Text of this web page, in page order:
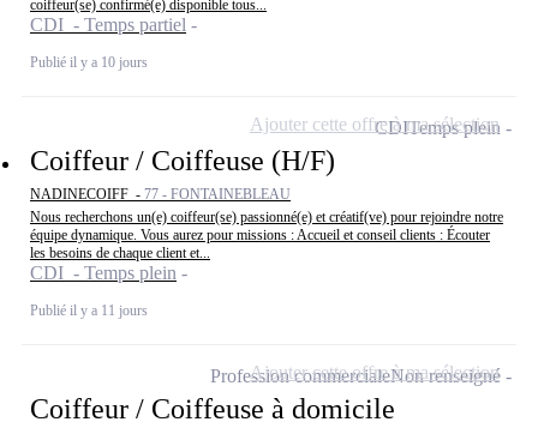
coiffeur(se) confirmé(e) disponible tous...
CDI - Temps partiel
Publié il y a 10 jours
Coiffeur / Coiffeuse (H/F)
NADINECOIFF - 77 - FONTAINEBLEAU
Nous recherchons un(e) coiffeur(se) passionné(e) et créatif(ve) pour rejoindre notre
équipe dynamique. Vous aurez pour missions : Accueil et conseil clients : Écouter
les besoins de chaque client et...
CDI - Temps plein
Publié il y a 11 jours
CDITemps plein
Ajouter cette offre à ma sélection
Coiffeur / Coiffeuse à domicile
Profession commercialeNon renseigné
Ajouter cette offre à ma sélection